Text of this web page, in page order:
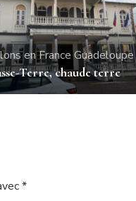
en France Guadeloupe
Terre, chaude terre
*